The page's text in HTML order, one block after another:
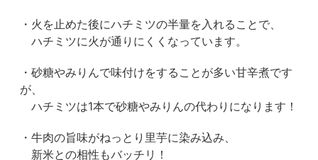
・火を止めた後にハチミツの半量を入れることで、
ハチミツに火が通りにくくなっています。
・砂糖やみりんで味付けをすることが多い甘辛煮です
が、
ハチミツは1本で砂糖やみりんの代わりになります！
・牛肉の旨味がねっとり里芋に染み込み、
新米との相性もバッチリ！